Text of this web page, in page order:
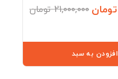
21,000,000 تومان
افزودن به سبد